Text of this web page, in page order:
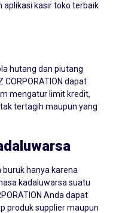
aplikasi kasir toko terbaik
hutang dan piutang
dapat
mengatur limit kredit,
tertagih maupun yang
hanya karena
kadaluwarsa suatu
Anda dapat
produk supplier maupun